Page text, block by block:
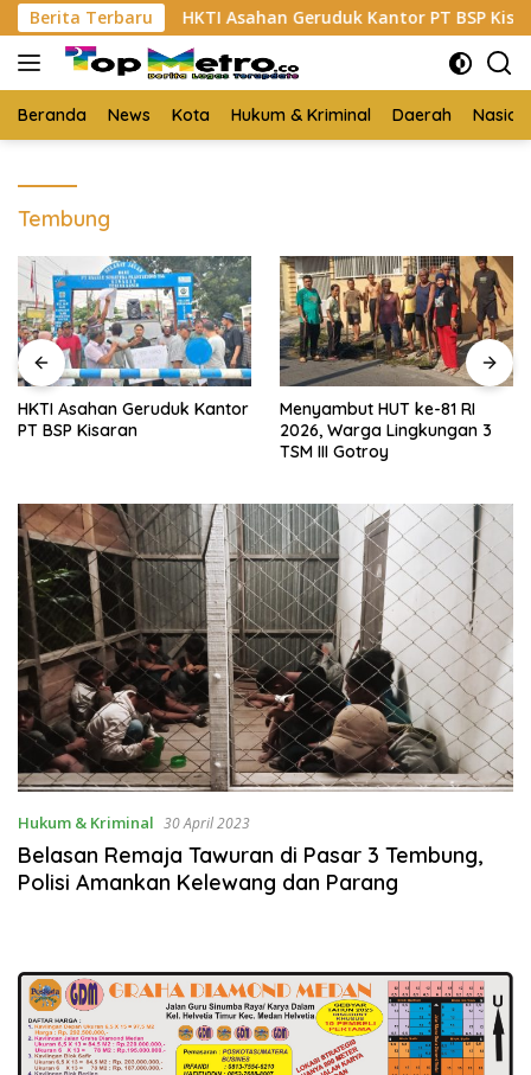
Langsung
ke
konten
Berita TerbaruHKTI Asahan Geruduk Kantor PT BSP Kisaran
Beranda News Kota Hukum & Kriminal Daerah
Tembung
HKTI Asahan Geruduk Kantor
PT BSP Kisaran
Menyambut HUT ke-81 RI
2026, Warga Lingkungan 3
TSM III Gotroy
Hukum & Kriminal 30 April 2023
Belasan Remaja Tawuran di Pasar 3 Tembung,
Polisi Amankan Kelewang dan Parang